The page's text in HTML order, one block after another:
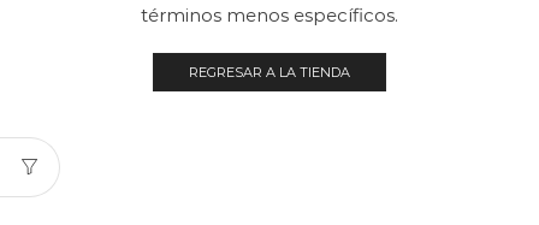
términos menos específicos.
REGRESAR A LA TIENDA